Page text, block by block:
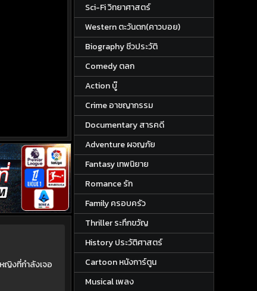
ญิงที่กำลังเจอ
Sci-Fi วิทยาศาสตร์
Western ตะวันตก(คาวบอย)
Biography ชีวประวัติ
Comedy ตลก
Action บู๊
Crime อาชญากรรม
Documentary สารคดี
Adventure ผจญภัย
Fantasy เทพนิยาย
Romance รัก
Family ครอบครัว
Thriller ระทึกขวัญ
History ประวัติศาสตร์
Cartoon หนังการ์ตูน
Musical เพลง